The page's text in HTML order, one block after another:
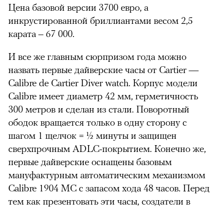
Цена базовой версии 3700 евро, а
инкрустированной бриллиантами весом 2,5
карата – 67 000.
И все же главным сюрпризом года можно
назвать первые дайверские часы от Cartier —
Calibre de Cartier Diver watch. Корпус модели
Calibre имеет диаметр 42 мм, герметичность
300 метров и сделан из стали. Поворотный
ободок вращается только в одну сторону с
шагом 1 щелчок = ½ минуты и защищен
сверхпрочным ADLC-покрытием. Конечно же,
первые дайверские оснащены базовым
мануфактурным автоматическим механизмом
Calibre 1904 MC с запасом хода 48 часов. Перед
тем как презентовать эти часы, создатели в